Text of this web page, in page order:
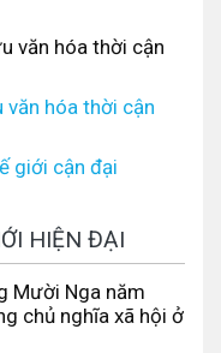
văn hóa thời cận
văn hóa thời cận
giới cận đại
HIỆN ĐẠI
Mười Nga năm
chủ nghĩa xã hội ở